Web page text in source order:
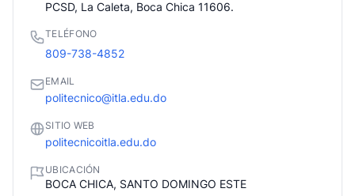
PCSD, La Caleta, Boca Chica 11606.
TELÉFONO
809-738-4852
EMAIL
politecnico@itla.edu.do
SITIO WEB
politecnicoitla.edu.do
UBICACIÓN
BOCA CHICA, SANTO DOMINGO ESTE